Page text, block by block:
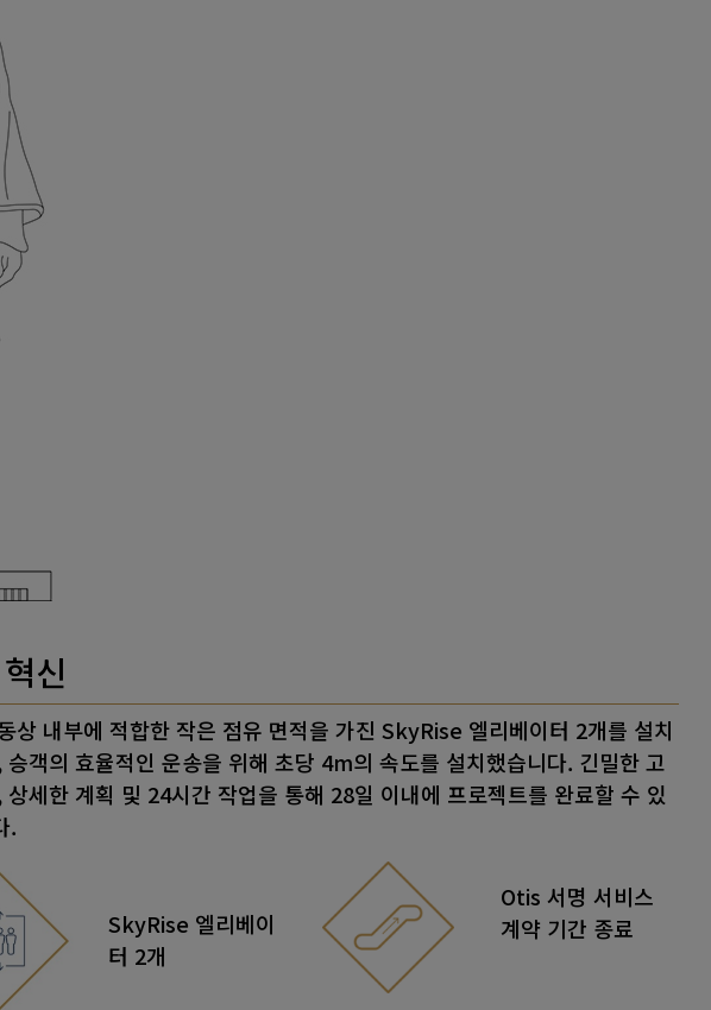
신
상 내부에 적합한 작은 점유 면적을 가진 SkyRise 엘리베이터 2개를 설치
승객의 효율적인 운송을 위해 초당 4m의 속도를 설치했습니다. 긴밀한 고
상세한 계획 및 24시간 작업을 통해 28일 이내에 프로젝트를 완료할 수 있
.
SkyRise 엘리베이
터 2개
Otis 서명 서비스
계약 기간 종료